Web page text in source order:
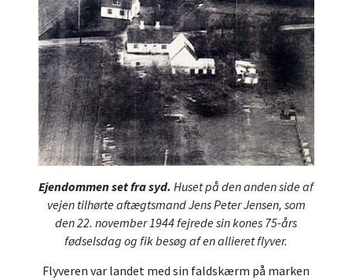
Ejendommen set fra syd. Huset på den anden side af
vejen tilhørte aftægtsmand Jens Peter Jensen, som
den 22. november 1944 fejrede sin kones 75-års
fødselsdag og fik besøg af en allieret flyver.
Flyveren var landet med sin faldskærm på marken